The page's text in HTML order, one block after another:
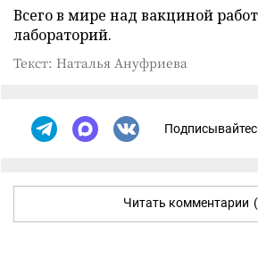
Всего в мире над вакциной
лабораторий.
Текст: Наталья Ануфриева
Читать комментарии